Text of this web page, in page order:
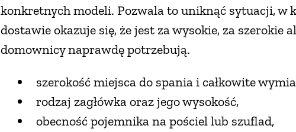
konkretnych modeli. Pozwala to uniknąć sytuacji, w
dostawie okazuje się, że jest za wysokie, za
domownicy naprawdę potrzebują.
szerokość miejsca do spania i całkowite
rodzaj zagłówka oraz jego wysokość,
obecność pojemnika na pościel lub szuflad,